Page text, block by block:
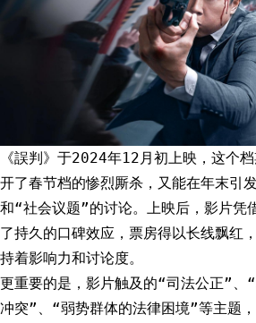
《誤判》于2024年12月初上映，这个
开了春节档的惨烈厮杀，又能在年末引
和“社会议题”的讨论。上映后，影片凭
了持久的口碑效应，票房得以长线飘红
持着影响力和讨论度。
更重要的是，影片触及的“司法公正”、
冲突”、“弱势群体的法律困境”等主题